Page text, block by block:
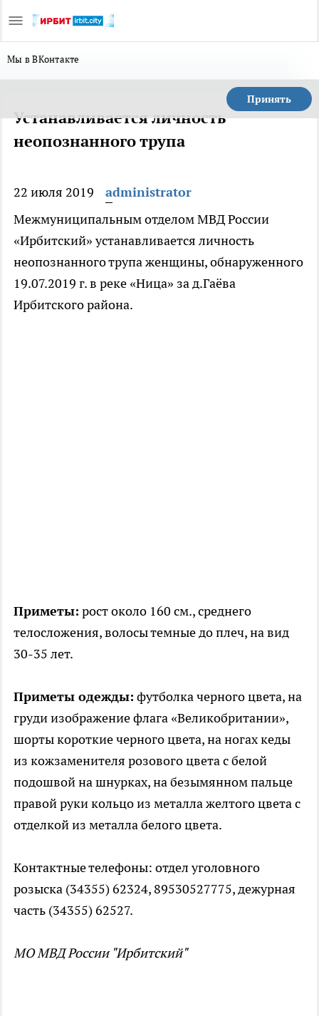
Мы в ВКонтакте
Принять
Устанавливается личность
неопознанного трупа
22 июля 2019
administrator
Межмуниципальным отделом МВД России
«Ирбитский» устанавливается личность
неопознанного трупа женщины, обнаруженного
19.07.2019 г. в реке «Ница» за д.Гаёва
Ирбитского района.
Приметы: рост около 160 см., среднего
телосложения, волосы темные до плеч, на вид
30-35 лет.
Приметы одежды: футболка черного цвета, на
груди изображение флага «Великобритании»,
шорты короткие черного цвета, на ногах кеды
из кожзаменителя розового цвета с белой
подошвой на шнурках, на безымянном пальце
правой руки кольцо из металла желтого цвета с
отделкой из металла белого цвета.
Контактные телефоны: отдел уголовного
розыска (34355) 62324, 89530527775, дежурная
часть (34355) 62527.
МО МВД России "Ирбитский"